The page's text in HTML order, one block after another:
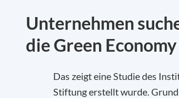
Unternehmen
die Green Economy
Das zeigt eine Studie des
Stiftung erstellt wurde.